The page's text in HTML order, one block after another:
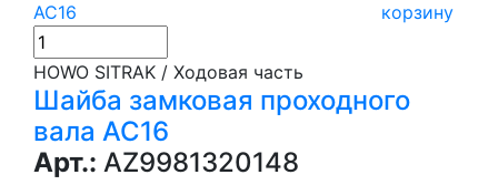
корзину
HOWO SITRAK / Ходовая часть
Шайба замковая проходного
вала АС16
Арт.: AZ9981320148